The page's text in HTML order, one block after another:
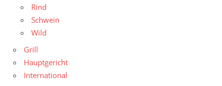
Rind
Schwein
Wild
Grill
Hauptgericht
International